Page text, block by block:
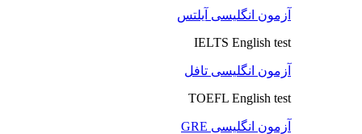
آزمون انگلیسی آیلتس
IELTS English test
آزمون انگلیسی تافل
TOEFL English test
آزمون انگلیسی GRE